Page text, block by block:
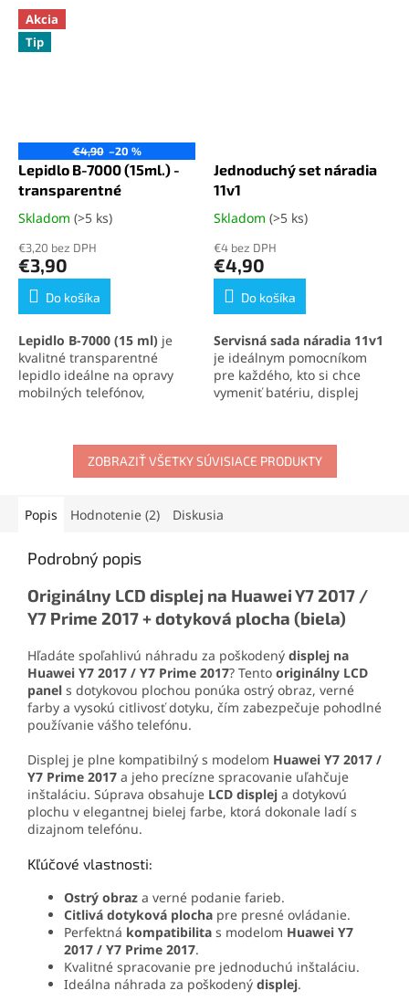
Akcia
Tip
€4,90 –20 %
Lepidlo B-7000 (15ml.) -
transparentné
Priemerné
produktu
je
5,0
hviezdičiek.
Skladom (>5 ks)
€3,20 bez DPH
€3,90
Do košíka
Lepidlo B-7000 (15 ml) je
kvalitné transparentné
lepidlo ideálne na opravy
mobilných telefónov,
no pružný spoj, ktorý
odoláva otrasom, vode aj
oderu. Vďaka presnej
jednoducho nanáša aj na
Jednoduchý set náradia
11v1
Priemerné
produktu
je
5,0
hviezdičiek.
Skladom (>5 ks)
€4 bez DPH
€4,90
Do košíka
Servisná sada náradia 11v1
je ideálnym pomocníkom
pre každého, kto si chce
vymeniť batériu, displej
Obsahuje skrutkovače,
otváracie nástroje, prísavku
aj vyberač SIM karty. Vďaka
demontáž mobilu aj v
ZOBRAZIŤ VŠETKY SÚVISIACE PRODUKTY
Popis Hodnotenie (2) Diskusia
Podrobný popis
Originálny LCD displej na Huawei Y7 2017 /
Y7 Prime 2017 + dotyková plocha (biela)
Hľadáte spoľahlivú náhradu za poškodený displej na
Huawei Y7 2017 / Y7 Prime 2017? Tento originálny LCD
panel s dotykovou plochou ponúka ostrý obraz, verné
farby a vysokú citlivosť dotyku, čím zabezpečuje pohodlné
používanie vášho telefónu.
Displej je plne kompatibilný s modelom Huawei Y7 2017 /
Y7 Prime 2017 a jeho precízne spracovanie uľahčuje
inštaláciu. Súprava obsahuje LCD displej a dotykovú
plochu v elegantnej bielej farbe, ktorá dokonale ladí s
dizajnom telefónu.
Kľúčové vlastnosti:
Ostrý obraz a verné podanie farieb.
Citlivá dotyková plocha pre presné ovládanie.
Perfektná kompatibilita s modelom Huawei Y7
2017 / Y7 Prime 2017.
Kvalitné spracovanie pre jednoduchú inštaláciu.
Ideálna náhrada za poškodený displej.